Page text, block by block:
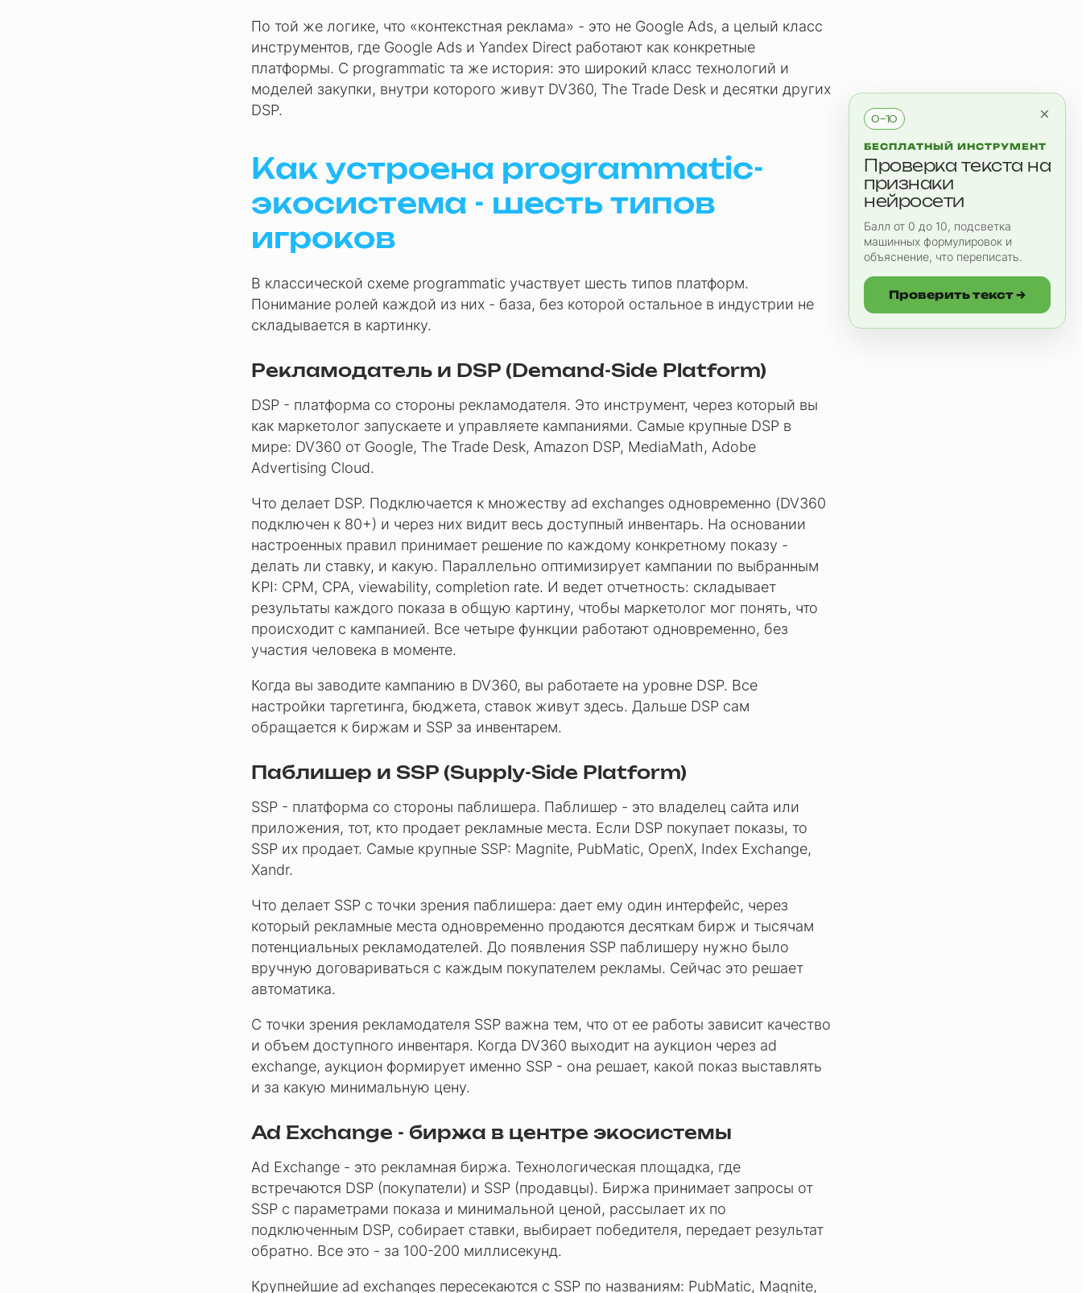
По той же логике, что «контекстная реклама» - это не Google Ads, а целый класс
инструментов, где Google Ads и Yandex Direct работают как конкретные
платформы. С programmatic та же история: это широкий класс технологий и
моделей закупки, внутри которого живут DV360, The Trade Desk и десятки других
DSP.
Как устроена programmatic-
экосистема - шесть типов
игроков
В классической схеме programmatic участвует шесть типов платформ.
Понимание ролей каждой из них - база, без которой остальное в индустрии не
складывается в картинку.
Рекламодатель и DSP (Demand-Side Platform)
DSP - платформа со стороны рекламодателя. Это инструмент, через который вы
как маркетолог запускаете и управляете кампаниями. Самые крупные DSP в
мире: DV360 от Google, The Trade Desk, Amazon DSP, MediaMath, Adobe
Advertising Cloud.
Что делает DSP. Подключается к множеству ad exchanges одновременно (DV360
подключен к 80+) и через них видит весь доступный инвентарь. На основании
настроенных правил принимает решение по каждому конкретному показу -
делать ли ставку, и какую. Параллельно оптимизирует кампании по выбранным
KPI: CPM, CPA, viewability, completion rate. И ведет отчетность: складывает
результаты каждого показа в общую картину, чтобы маркетолог мог понять, что
происходит с кампанией. Все четыре функции работают одновременно, без
участия человека в моменте.
Когда вы заводите кампанию в DV360, вы работаете на уровне DSP. Все
настройки таргетинга, бюджета, ставок живут здесь. Дальше DSP сам
обращается к биржам и SSP за инвентарем.
Паблишер и SSP (Supply-Side Platform)
SSP - платформа со стороны паблишера. Паблишер - это владелец сайта или
приложения, тот, кто продает рекламные места. Если DSP покупает показы, то
SSP их продает. Самые крупные SSP: Magnite, PubMatic, OpenX, Index Exchange,
Xandr.
Что делает SSP с точки зрения паблишера: дает ему один интерфейс, через
который рекламные места одновременно продаются десяткам бирж и тысячам
потенциальных рекламодателей. До появления SSP паблишеру нужно было
вручную договариваться с каждым покупателем рекламы. Сейчас это решает
автоматика.
С точки зрения рекламодателя SSP важна тем, что от ее работы зависит качество
и объем доступного инвентаря. Когда DV360 выходит на аукцион через ad
exchange, аукцион формирует именно SSP - она решает, какой показ выставлять
и за какую минимальную цену.
Ad Exchange - биржа в центре экосистемы
Ad Exchange - это рекламная биржа. Технологическая площадка, где
встречаются DSP (покупатели) и SSP (продавцы). Биржа принимает запросы от
SSP с параметрами показа и минимальной ценой, рассылает их по
подключенным DSP, собирает ставки, выбирает победителя, передает результат
обратно. Все это - за 100-200 миллисекунд.
Крупнейшие ad exchanges пересекаются с SSP по названиям: PubMatic, Magnite,
×
0–10
БЕСПЛАТНЫЙ ИНСТРУМЕНТ
Проверка текста на
признаки
нейросети
Балл от 0 до 10, подсветка
машинных формулировок и
объяснение, что переписать.
Проверить текст →